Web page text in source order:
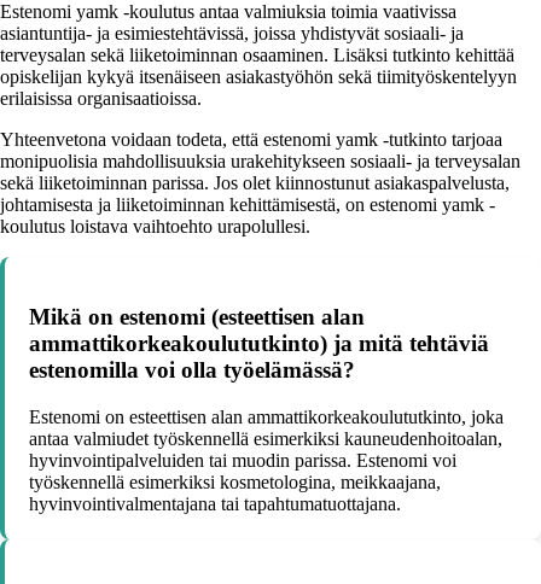
Estenomi yamk -koulutus antaa valmiuksia toimia vaativissa
asiantuntija- ja esimiestehtävissä, joissa yhdistyvät sosiaali- ja
terveysalan sekä liiketoiminnan osaaminen. Lisäksi tutkinto kehittää
opiskelijan kykyä itsenäiseen asiakastyöhön sekä tiimityöskentelyyn
erilaisissa organisaatioissa.
Yhteenvetona voidaan todeta, että estenomi yamk -tutkinto tarjoaa
monipuolisia mahdollisuuksia urakehitykseen sosiaali- ja terveysalan
sekä liiketoiminnan parissa. Jos olet kiinnostunut asiakaspalvelusta,
johtamisesta ja liiketoiminnan kehittämisestä, on estenomi yamk -
koulutus loistava vaihtoehto urapolullesi.
Mikä on estenomi (esteettisen alan
ammattikorkeakoulututkinto) ja mitä tehtäviä
estenomilla voi olla työelämässä?
Estenomi on esteettisen alan ammattikorkeakoulututkinto, joka
antaa valmiudet työskennellä esimerkiksi kauneudenhoitoalan,
hyvinvointipalveluiden tai muodin parissa. Estenomi voi
työskennellä esimerkiksi kosmetologina, meikkaajana,
hyvinvointivalmentajana tai tapahtumatuottajana.